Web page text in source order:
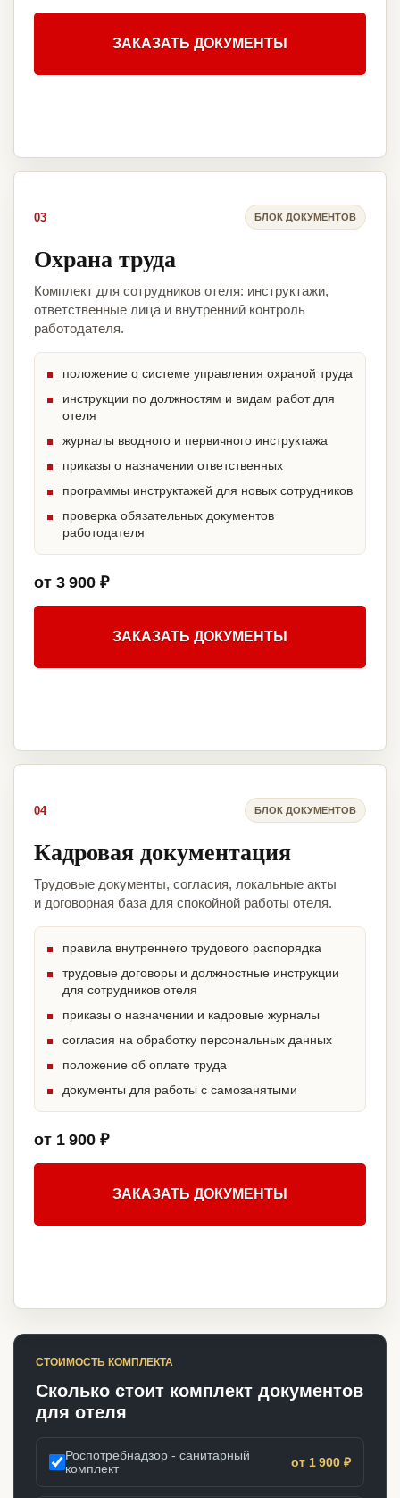
ЗАКАЗАТЬ ДОКУМЕНТЫ
03 БЛОК ДОКУМЕНТОВ
Охрана труда
Комплект для сотрудников отеля: инструктажи,
ответственные лица и внутренний контроль
работодателя.
положение о системе управления охраной труда
инструкции по должностям и видам работ для
отеля
журналы вводного и первичного инструктажа
приказы о назначении ответственных
программы инструктажей для новых сотрудников
проверка обязательных документов
работодателя
от 3 900 ₽
ЗАКАЗАТЬ ДОКУМЕНТЫ
04 БЛОК ДОКУМЕНТОВ
Кадровая документация
Трудовые документы, согласия, локальные акты
и договорная база для спокойной работы отеля.
правила внутреннего трудового распорядка
трудовые договоры и должностные инструкции
для сотрудников отеля
приказы о назначении и кадровые журналы
согласия на обработку персональных данных
положение об оплате труда
документы для работы с самозанятыми
от 1 900 ₽
ЗАКАЗАТЬ ДОКУМЕНТЫ
СТОИМОСТЬ КОМПЛЕКТА
Сколько стоит комплект документов
для отеля
Роспотребнадзор - санитарный
комплект
от 1 900 ₽